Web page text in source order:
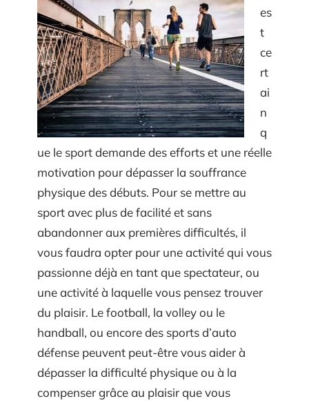
es
t
ce
rt
ai
n
q
ue le sport demande des efforts et une réelle
motivation pour dépasser la souffrance
physique des débuts. Pour se mettre au
sport avec plus de facilité et sans
abandonner aux premières difficultés, il
vous faudra opter pour une activité qui vous
passionne déjà en tant que spectateur, ou
une activité à laquelle vous pensez trouver
du plaisir. Le football, la volley ou le
handball, ou encore des sports d’auto
défense peuvent peut-être vous aider à
dépasser la difficulté physique ou à la
compenser grâce au plaisir que vous